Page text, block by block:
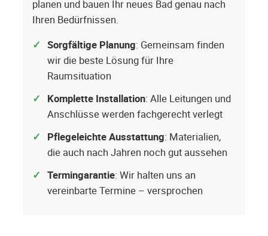
planen und bauen Ihr neues Bad genau nach
Ihren Bedürfnissen.
Sorgfältige Planung: Gemeinsam finden
wir die beste Lösung für Ihre
Raumsituation
Komplette Installation: Alle Leitungen und
Anschlüsse werden fachgerecht verlegt
Pflegeleichte Ausstattung: Materialien,
die auch nach Jahren noch gut aussehen
Termingarantie: Wir halten uns an
vereinbarte Termine – versprochen